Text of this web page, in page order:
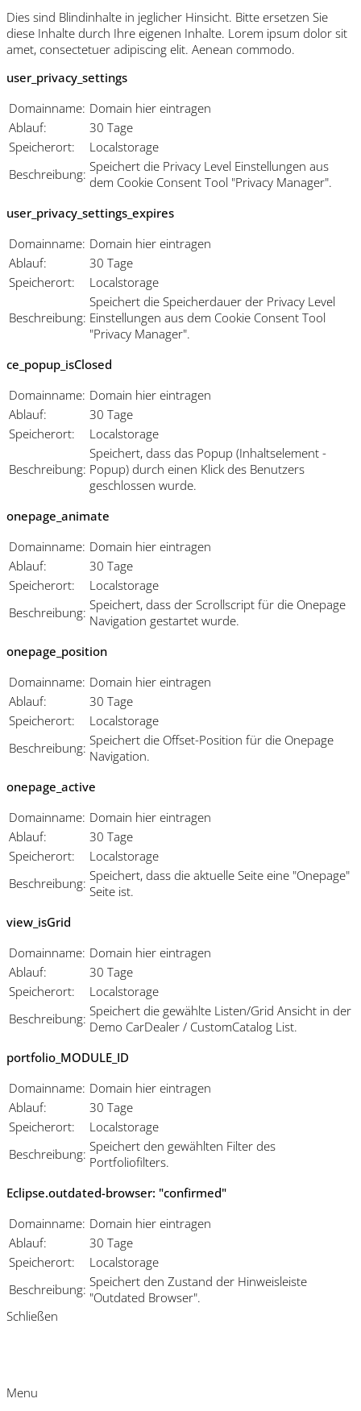
Dies sind Blindinhalte in jeglicher Hinsicht. Bitte ersetzen Sie
diese Inhalte durch Ihre eigenen Inhalte. Lorem ipsum dolor sit
amet, consectetuer adipiscing elit. Aenean commodo.
user_privacy_settings
Domainname: Domain hier eintragen
Ablauf:
30 Tage
Speicherort:
Localstorage
Beschreibung: Speichert die Privacy Level Einstellungen aus
dem Cookie Consent Tool "Privacy Manager".
user_privacy_settings_expires
Domainname: Domain hier eintragen
Ablauf:
30 Tage
Speicherort:
Localstorage
Beschreibung:
Speichert die Speicherdauer der Privacy Level
Einstellungen aus dem Cookie Consent Tool
"Privacy Manager".
ce_popup_isClosed
Domainname: Domain hier eintragen
Ablauf:
30 Tage
Speicherort:
Localstorage
Beschreibung:
Speichert, dass das Popup (Inhaltselement -
Popup) durch einen Klick des Benutzers
geschlossen wurde.
onepage_animate
Domainname: Domain hier eintragen
Ablauf:
30 Tage
Speicherort:
Localstorage
Beschreibung: Speichert, dass der Scrollscript für die Onepage
Navigation gestartet wurde.
onepage_position
Domainname: Domain hier eintragen
Ablauf:
30 Tage
Speicherort:
Localstorage
Beschreibung: Speichert die Offset-Position für die Onepage
Navigation.
onepage_active
Domainname: Domain hier eintragen
Ablauf:
30 Tage
Speicherort:
Localstorage
Beschreibung: Speichert, dass die aktuelle Seite eine "Onepage"
Seite ist.
view_isGrid
Domainname: Domain hier eintragen
Ablauf:
30 Tage
Speicherort:
Localstorage
Beschreibung: Speichert die gewählte Listen/Grid Ansicht in der
Demo CarDealer / CustomCatalog List.
portfolio_MODULE_ID
Domainname: Domain hier eintragen
Ablauf:
30 Tage
Speicherort:
Localstorage
Beschreibung: Speichert den gewählten Filter des
Portfoliofilters.
Eclipse.outdated-browser: "confirmed"
Domainname: Domain hier eintragen
Ablauf:
30 Tage
Speicherort:
Localstorage
Beschreibung: Speichert den Zustand der Hinweisleiste
"Outdated Browser".
Schließen
Menu